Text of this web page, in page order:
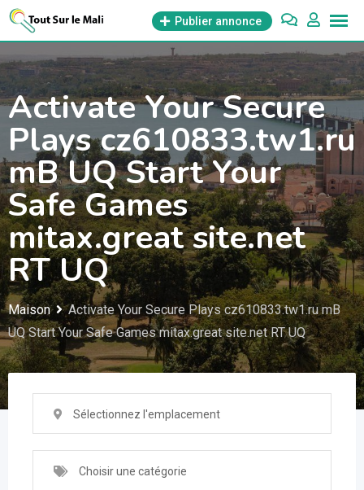
Aller
contenu
Publier annonce
Activate Your Secure
Plays cz610833.tw1.ru
mB UQ Start Your
Safe Games
mitax.great site.net
RT UQ
Maison
Activate Your Secure Plays cz610833.tw1.ru mB
UQ Start Your Safe Games mitax.great site.net RT UQ
Sélectionnez l'emplacement
Choisir une catégorie